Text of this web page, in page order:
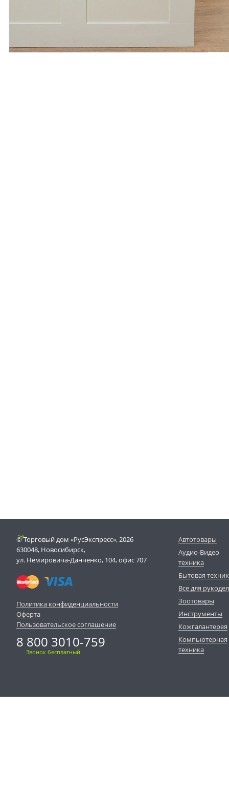
© Торговый дом «РусЭкспресс», 2026
630048, Новосибирск,
ул. Немировича-Данченко, 104, офис 707
Политика конфиденциальности
Оферта
Пользовательское соглашение
8 800 3010-759
Звонок бесплатный
Автотовары
Аудио-Видео
техника
Бытовая
Все для
Зоотовары
Инструменты
Кожгалантерея
Компьютерная
техника